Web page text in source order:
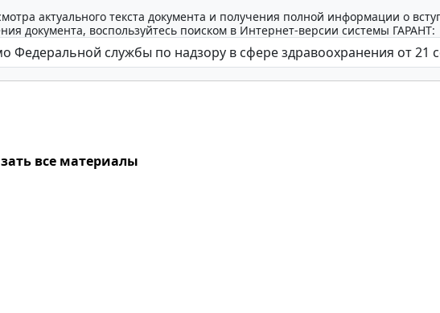
актуального текста документа и получения полной информации о
документа, воспользуйтесь поиском в Интернет-версии системы ГАРАНТ:
все материалы